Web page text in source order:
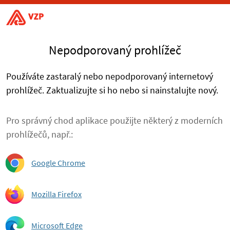
Nepodporovaný prohlížeč
Používáte zastaralý nebo nepodporovaný internetový
prohlížeč. Zaktualizujte si ho nebo si nainstalujte nový.
Pro správný chod aplikace použijte některý z moderních
prohlížečů, např.:
Google Chrome
Mozilla Firefox
Microsoft Edge